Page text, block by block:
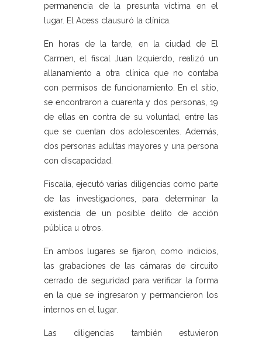
permanencia de la presunta víctima en el
lugar. El Acess clausuró la clínica.
En horas de la tarde, en la ciudad de El
Carmen, el fiscal Juan Izquierdo, realizó un
allanamiento a otra clínica que no contaba
con permisos de funcionamiento. En el sitio,
se encontraron a cuarenta y dos personas, 19
de ellas en contra de su voluntad, entre las
que se cuentan dos adolescentes. Además,
dos personas adultas mayores y una persona
con discapacidad.
Fiscalía, ejecutó varias diligencias como parte
de las investigaciones, para determinar la
existencia de un posible delito de acción
pública u otros.
En ambos lugares se fijaron, como indicios,
las grabaciones de las cámaras de circuito
cerrado de seguridad para verificar la forma
en la que se ingresaron y permancieron los
internos en el lugar.
Las diligencias también estuvieron